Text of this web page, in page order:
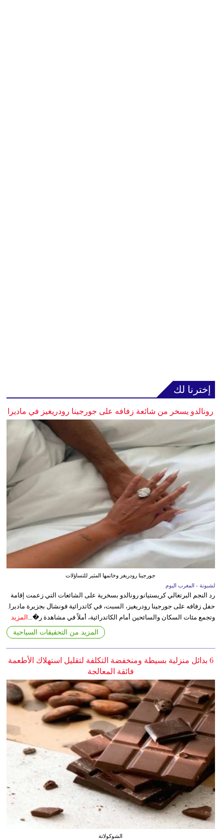
إخترنا لك
رونالدو يسخر من شائعة زفافه على جورجينا رودريغيز في ماديرا
جورجينا رودريغز وخاتمها المثير للتساؤلات
لشبونة - المغرب اليوم
رد النجم البرتغالي كريستيانو رونالدو بسخرية على الشائعات التي زعمت إقامة
حفل زفافه على جورجينا رودريغيز، السبت، في كاتدرائية فونشال بجزيرة ماديرا.
وتجمع مئات السكان والسائحين أمام الكاتدرائية، أملاً في مشاهدة ر�... المزيد
المزيد من التحقيقات السياحية
6 بدائل منزلية بسيطة ومنخفضة التكلفة لتقليل استهلاك الأطعمة
فائقة المعالجة
الشوكولاتة